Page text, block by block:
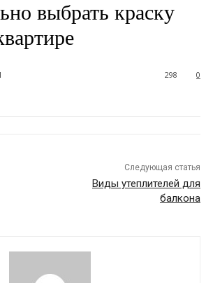
выбрать краску
0
298
Следующая статья
Виды утеплителей для
балкона